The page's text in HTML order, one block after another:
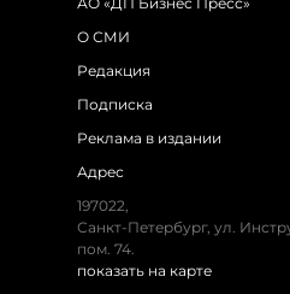
О СМИ
Редакция
Подписка
Реклама в издании
Адрес
197022,
Санкт-Петербург, ул.
пом. 74.
показать на карте